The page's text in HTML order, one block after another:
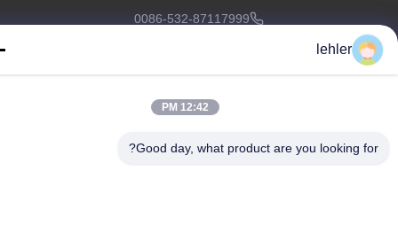
0086-532-87117999
اتصل بناأخبارحالات
lehler
12:42 PM
Good day, what product are you looking